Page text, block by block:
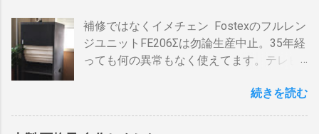
勿論焦げます。放置すれば燃えます。風に
よる炎の揺れや、ドラムに風が入るとすぐ
温度が下がります。 メリット 火力に対する
反応が早い。（蓄熱はゼロ） 二重ドラムに
比べて短時間で焙煎できる チャフがドラム
の中に溜まらない デメリット ザルのように
素通し。熱気が溜まらない。 温度計は上昇
（出力）」端子とテレビの「地上デジタ
ル」端子をアンテナケーブルで接続しま
す。 BSの接続（アンテナケーブル２本必
「BSアンテナ入力」端子へ接続 BDR２の
BSの「テレビへ（出力）」端子とBDR１の
２・トースター、炊飯器・・・・。 を合計
してみると 「70アンペア必要」 と表示され
た。７０アンペアは高額になりそうで流石
ーカー、赤色が安全ブレーカー。安全ブレ
ーカーはすべて20Aとあります。 そこで一
補修ではなくイメチェン Fostexのフルレン
ジユニットFE206Σは勿論生産中止。35年経
っても何の異常もなく使えてます。テレビ
で使ってます。リタイヤしてからは音量を
た。 オーディオとして聞く時は保護のグリ
続きを読む